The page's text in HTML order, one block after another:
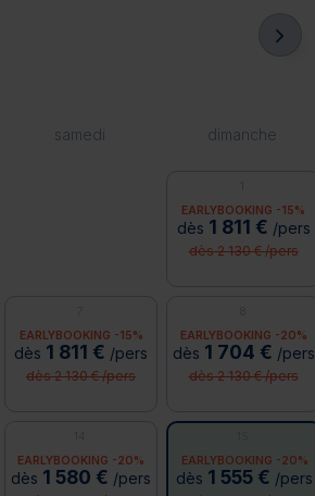
samedi dimanche
EARLYBOOKING -15%
dès 1 811 € /pers
dès 2 130 € /pers
EARLYBOOKING -15%
dès 1 811 € /pers
dès 2 130 € /pers
EARLYBOOKING -20%
dès 1 704 € /pers
dès 2 130 € /pers
EARLYBOOKING -20%
dès 1 580 € /pers
EARLYBOOKING -20%
dès 1 555 € /pers